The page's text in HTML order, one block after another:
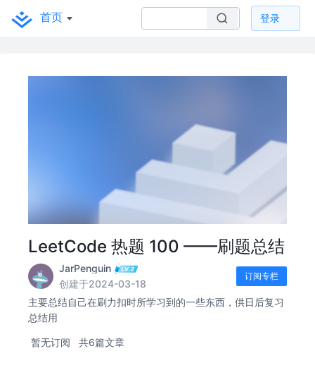
首页 登录
LeetCode 热题 100 ——刷题总结
JarPenguin
创建于2024-03-18
订阅专栏
主要总结自己在刷力扣时所学习到的一些东西，供日后复习
总结用
暂无订阅 共6篇文章